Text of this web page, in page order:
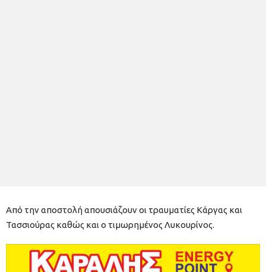
Από την αποστολή απουσιάζουν οι τραυματίες Κάργας και
Τασσιούρας καθώς και ο τιμωρημένος Λυκουρίνος.